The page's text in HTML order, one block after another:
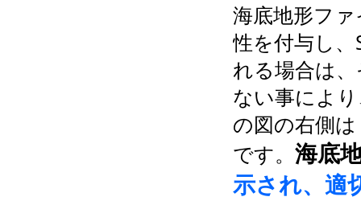
海底地形フ
性を付与し
れる場合は
ない事によ
の図の右側
です。 海底
示され、適